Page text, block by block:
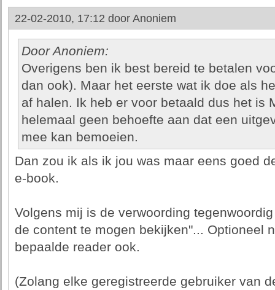
22-02-2010, 17:12 door Anoniem
Door Anoniem:
Overigens ben ik best bereid te betalen
dan ook). Maar het eerste wat ik doe als
af halen. Ik heb er voor betaald dus het is
helemaal geen behoefte aan dat een
mee kan bemoeien.
Dan zou ik als ik jou was maar eens goed
e-book.
Volgens mij is de verwoording
de content te mogen bekijken"... Optioneel
bepaalde reader ook.
(Zolang elke geregistreerde gebruiker van